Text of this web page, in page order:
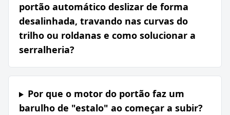
portão automático deslizar de forma
desalinhada, travando nas curvas do
trilho ou roldanas e como solucionar a
serralheria?
Por que o motor do portão faz um
barulho de "estalo" ao começar a subir?